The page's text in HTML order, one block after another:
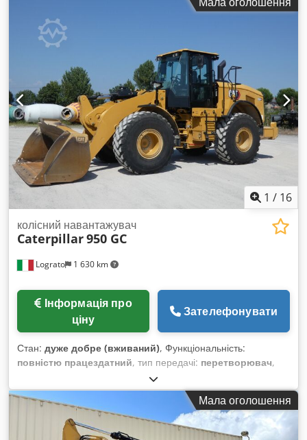
1 / 16
Lograto 1 630 km
колісний навантажувач
Caterpillar950 GC
ціну
Зателефонувати
Стан: дуже добре (вживаний), Функціональність:
повністю працездатний, тип передачі: перетворювач,
, загальна вага:
реєстрація:01/2022, Рік виготовлення:2021, Обладнання:
кондиціонер, Мала оголошення